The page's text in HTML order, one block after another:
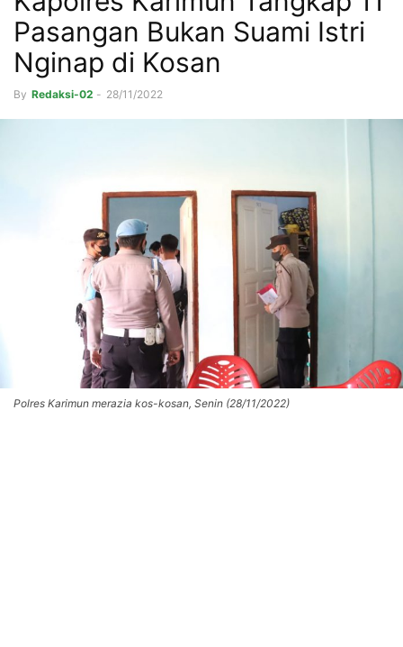
Pasangan Bukan Suami Istri
Nginap di Kosan
By Redaksi-02 - 28/11/2022
Polres Karimun merazia kos-kosan, Senin (28/11/2022)